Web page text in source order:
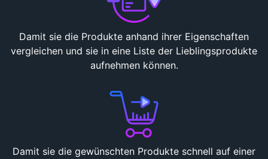
Damit sie die Produkte anhand ihrer Eigenschaften
vergleichen und sie in eine Liste der Lieblingsprodukte
aufnehmen können.
Damit sie die gewünschten Produkte schnell auf einer